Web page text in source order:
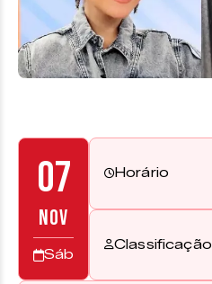
07
NOV
Sáb
Horário
Classificação